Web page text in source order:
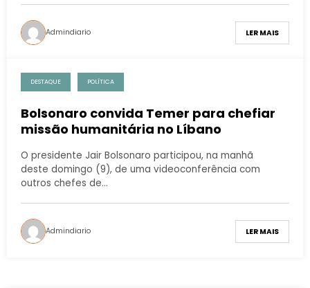
Admindiario LER MAIS
DESTAQUE POLÍTICA
Bolsonaro convida Temer para chefiar
missão humanitária no Líbano
O presidente Jair Bolsonaro participou, na manhã
deste domingo (9), de uma videoconferência com
outros chefes de…
Admindiario LER MAIS